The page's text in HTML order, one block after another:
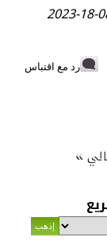
التعديل الأخير تم بواسطة جنون النت ; 08-18-2023
رد مع اقتباس
»